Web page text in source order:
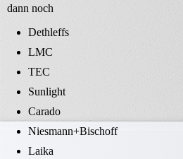
dann noch
Dethleffs
LMC
TEC
Sunlight
Carado
Niesmann+Bischoff
Laika